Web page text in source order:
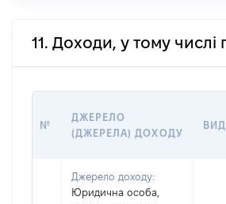
11. Доходи, у тому
№
ДЖЕРЕЛО
(ДЖЕРЕЛА) ДОХОДУ
Джерело доходу:
Юридична особа,